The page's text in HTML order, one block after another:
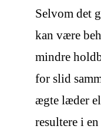
Selvom det
kan være
mindre
for slid
ægte læder
resultere i